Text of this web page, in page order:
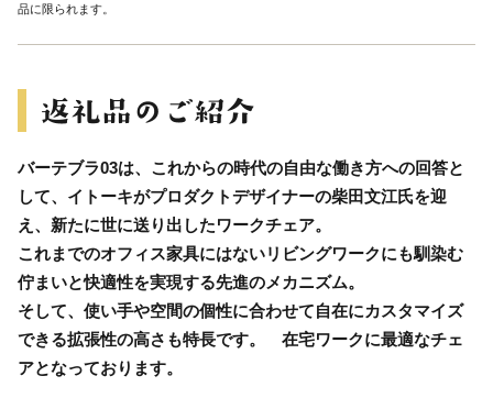
品に限られます。
バーテブラ03は、これからの時代の自由な働き方への回答と
して、イトーキがプロダクトデザイナーの柴田文江氏を迎
え、新たに世に送り出したワークチェア。
これまでのオフィス家具にはないリビングワークにも馴染む
佇まいと快適性を実現する先進のメカニズム。
そして、使い手や空間の個性に合わせて自在にカスタマイズ
できる拡張性の高さも特長です。 在宅ワークに最適なチェ
アとなっております。